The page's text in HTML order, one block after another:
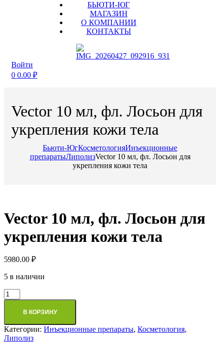
БЬЮТИ-ЮГ
МАГАЗИН
О КОМПАНИИ
КОНТАКТЫ
Войти
0 0.00 ₽
Vector 10 мл, фл. Лосьон для
укрепления кожи тела
Бьюти-ЮгКосметологияИнъекционные
препаратыЛиполизVector 10 мл, фл. Лосьон для
укрепления кожи тела
Vector 10 мл, фл. Лосьон для
укрепления кожи тела
5980.00 ₽
5 в наличии
Количество
товара
Vector
мл,
фл.
В КОРЗИНУ
Категории: Инъекционные препараты, Косметология,
Липолиз